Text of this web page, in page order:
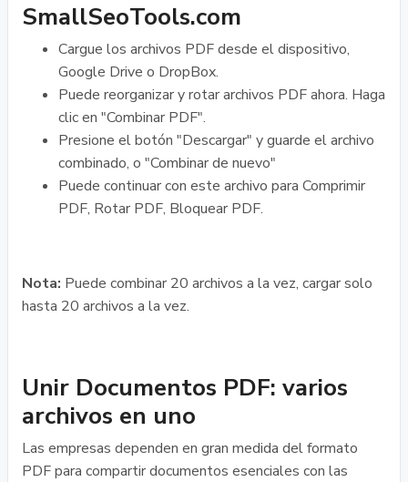
SmallSeoTools.com
Cargue los archivos PDF desde el dispositivo,
Google Drive o DropBox.
Puede reorganizar y rotar archivos PDF ahora. Haga
clic en "Combinar PDF".
Presione el botón "Descargar" y guarde el archivo
combinado, o "Combinar de nuevo"
Puede continuar con este archivo para Comprimir
PDF, Rotar PDF, Bloquear PDF.
Nota: Puede combinar 20 archivos a la vez, cargar solo
hasta 20 archivos a la vez.
Unir Documentos PDF: varios
archivos en uno
Las empresas dependen en gran medida del formato
PDF para compartir documentos esenciales con las